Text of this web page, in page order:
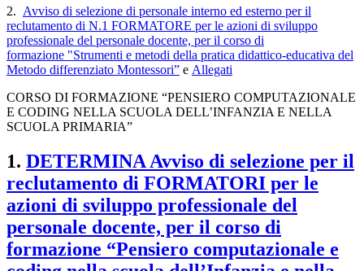
2. Avviso di selezione di personale interno ed esterno per il
reclutamento di N.1 FORMATORE per le azioni di sviluppo
professionale del personale docente, per il corso di
formazione "Strumenti e metodi della pratica didattico-educativa del
Metodo differenziato Montessori” e Allegati
CORSO DI FORMAZIONE “PENSIERO COMPUTAZIONALE
E CODING NELLA SCUOLA DELL’INFANZIA E NELLA
SCUOLA PRIMARIA”
1. DETERMINA Avviso di selezione per il
reclutamento di FORMATORI per le
azioni di sviluppo professionale del
personale docente, per il corso di
formazione “Pensiero computazionale e